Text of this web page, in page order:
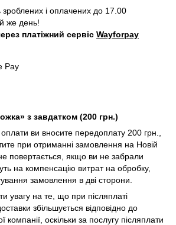
зроблених і оплачених до 17.00
же день!
платіжний сервіс Wayforpay
Pay
з завдатком (200 грн.)
ви вносите передоплату 200 грн.,
при отриманні замовлення на Новій
повертається, якщо ви не забрали
на компенсацію витрат на обробку,
замовлення в дві сторони.
увагу на те, що при післяплаті
збільшується відповідно до
компанії, оскільки за послугу післяплати